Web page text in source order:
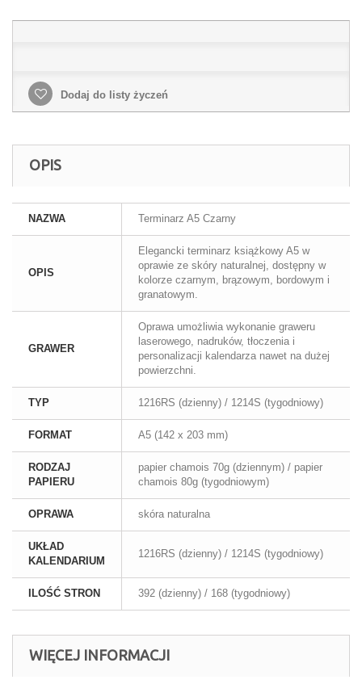
Dodaj do listy życzeń
OPIS
NAZWA Terminarz A5 Czarny
OPIS
Elegancki terminarz książkowy A5 w
oprawie ze skóry naturalnej, dostępny w
kolorze czarnym, brązowym, bordowym i
granatowym.
GRAWER
Oprawa umożliwia wykonanie graweru
laserowego, nadruków, tłoczenia i
personalizacji kalendarza nawet na dużej
powierzchni.
TYP 1216RS (dzienny) / 1214S (tygodniowy)
FORMAT A5 (142 x 203 mm)
RODZAJ
PAPIERU
papier chamois 70g (dziennym) / papier
chamois 80g (tygodniowym)
OPRAWA skóra naturalna
UKŁAD
KALENDARIUM
1216RS (dzienny) / 1214S (tygodniowy)
ILOŚĆ STRON 392 (dzienny) / 168 (tygodniowy)
WIĘCEJ INFORMACJI